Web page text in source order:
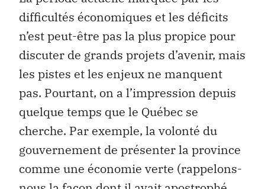
difficultés économiques et les déficits
n’est peut-être pas la plus propice pour
discuter de grands projets d’avenir, mais
les pistes et les enjeux ne manquent
pas. Pourtant, on a l’impression depuis
quelque temps que le Québec se
cherche. Par exemple, la volonté du
gouvernement de présenter la province
comme une économie verte (rappelons-